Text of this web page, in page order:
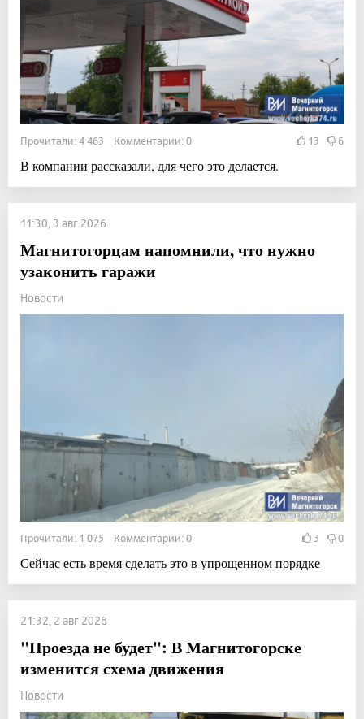
Прочитали: 4 463 Комментарии: 0 13 6
В компании рассказали, для чего это делается.
11:30, 3 авг 2026
Магнитогорцам напомнили, что нужно
узаконить гаражи
Новости
Прочитали: 1 075 Комментарии: 0 3 0
Сейчас есть время сделать это в упрощенном порядке
21:32, 2 авг 2026
"Проезда не будет": В Магнитогорске
изменится схема движения
Новости